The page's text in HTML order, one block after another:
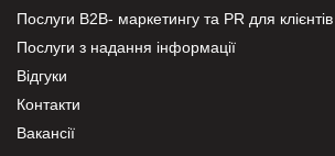
Послуги В2В- маркетингу та PR для клієнтів
Послуги з надання інформації
Відгуки
Контакти
Вакансії